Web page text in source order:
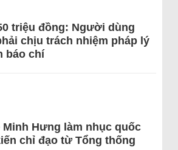
triệu đồng: Người dùng
chịu trách nhiệm pháp lý
báo chí
Hưng làm nhục quốc
chỉ đạo từ Tổng thống